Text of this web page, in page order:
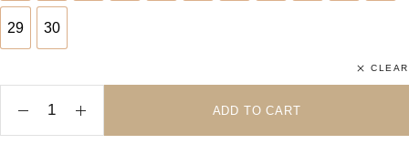
29
29
30
30
CLEAR
ADD TO CART